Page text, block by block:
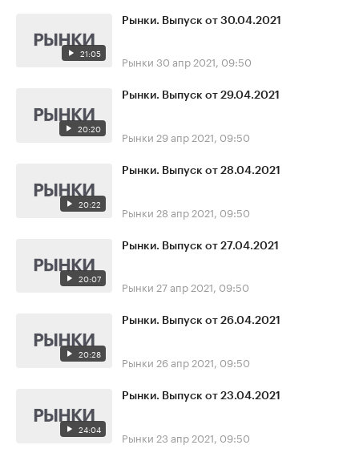
21:05
Рынки. Выпуск от 30.04.2021
Рынки 30 апр 2021, 09:50
20:20
Рынки. Выпуск от 29.04.2021
Рынки 29 апр 2021, 09:50
20:22
Рынки. Выпуск от 28.04.2021
Рынки 28 апр 2021, 09:50
20:07
Рынки. Выпуск от 27.04.2021
Рынки 27 апр 2021, 09:50
20:28
Рынки. Выпуск от 26.04.2021
Рынки 26 апр 2021, 09:50
24:04
Рынки. Выпуск от 23.04.2021
Рынки 23 апр 2021, 09:50